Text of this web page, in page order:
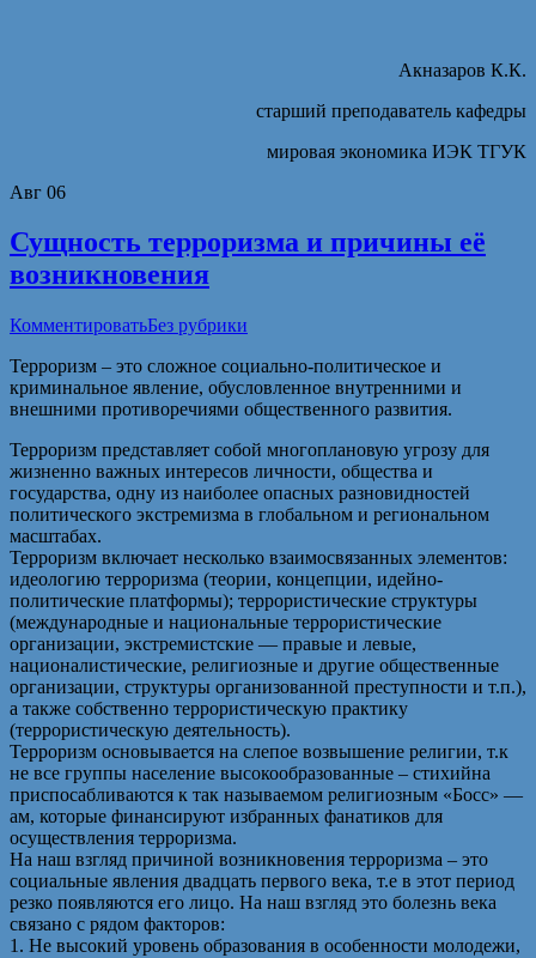
Акназаров К.К.
старший преподаватель кафедры
мировая экономика ИЭК ТГУК
Авг 06
Сущность терроризма и причины её
возникновения
КомментироватьБез рубрики
Терроризм – это сложное социально-политическое и
криминальное явление, обусловленное внутренними и
внешними противоречиями общественного развития.
Терроризм представляет собой многоплановую угрозу для
жизненно важных интересов личности, общества и
государства, одну из наиболее опасных разновидностей
политического экстремизма в глобальном и региональном
масштабах.
Терроризм включает несколько взаимосвязанных элементов:
идеологию терроризма (теории, концепции, идейно-
политические платформы); террористические структуры
(международные и национальные террористические
организации, экстремистские — правые и левые,
националистические, религиозные и другие общественные
организации, структуры организованной преступности и т.п.),
а также собственно террористическую практику
(террористическую деятельность).
Терроризм основывается на слепое возвышение религии, т.к
не все группы население высокообразованные – стихийна
приспосабливаются к так называемом религиозным «Босс» —
ам, которые финансируют избранных фанатиков для
осуществления терроризма.
На наш взгляд причиной возникновения терроризма – это
социальные явления двадцать первого века, т.е в этот период
резко появляются его лицо. На наш взгляд это болезнь века
связано с рядом факторов:
1. Не высокий уровень образования в особенности молодежи,